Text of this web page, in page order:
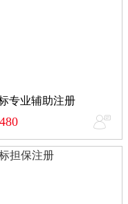
专业辅助注册